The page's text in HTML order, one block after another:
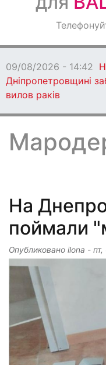
Оголошення
09/08/2026 - 13:06
Кам'янське
захисника
На
поймали
Опубликовано ilona -